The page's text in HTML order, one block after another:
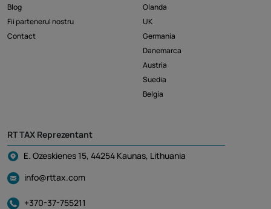
Blog
Fii partenerul nostru
Contact
Olanda
UK
Germania
Danemarca
Austria
Suedia
Belgia
RT TAX Reprezentant
E. Ozeskienes 15, 44254 Kaunas, Lithuania
info@rttax.com
+370-37-755211